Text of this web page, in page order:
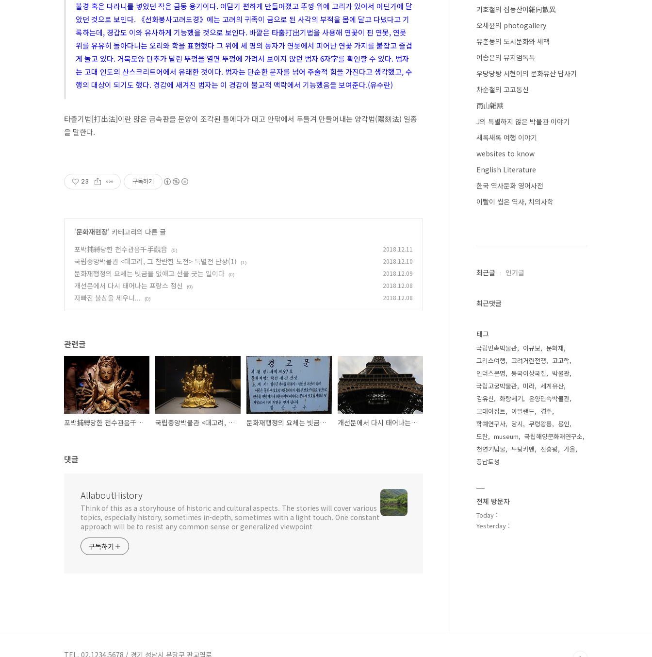
불경 혹은 다라니를 넣었던 작은 금동 용기이다. 여닫기 편하게 만들어졌고 뚜껑 위에 고리가 있어서 어딘가에 달
았던 것으로 보인다. 《선화봉사고려도경》에는 고려의 귀족이 금으로 된 사각의 부적을 몸에 달고 다녔다고 기
록하는데, 경갑도 이와 유사하게 기능했을 것으로 보인다. 바깥은 타출打出기법을 사용해 연꽃이 핀 연못, 연못
위를 유유히 돌아다니는 오리와 학을 표현했다 그 위에 세 명의 동자가 연못에서 피어난 연꽃 가지를 붙잡고 즐겁
게 놀고 있다. 거북모양 단추가 달린 뚜껑을 열면 뚜껑에 가려서 보이지 않던 범자 6자字를 확인할 수 있다. 범자
는 고대 인도의 산스크리트어에서 유래한 것이다. 범자는 단순한 문자를 넘어 주술적 힘을 가진다고 생각했고, 수
행의 대상이 되기도 했다. 경갑에 새겨진 범자는 이 경갑이 불교적 맥락에서 기능했음을 보여준다.(유수란)
타출기법[打出法]이란 얇은 금속판을 문양이 조각된 틀에다가 대고 안팎에서 두들겨 만들어내는 양각법(陽刻法) 일종
을 말한다.
23 구독하기
'문화재현장' 카테고리의 다른 글
포박捕縛당한 천수관음千手觀音
(0) 2018.12.11
국립중앙박물관 <대고려, 그 찬란한 도전> 특별전 단상(1) (1) 2018.12.10
문화재행정의 요체는 빗금을 없애고 선을 긋는 일이다 (0) 2018.12.09
개선문에서 다시 태어나는 프랑스 정신 (0) 2018.12.08
자빠진 불상을 세우니... (0) 2018.12.08
관련글
포박捕縛당한 천수관음千手觀音 국립중앙박물관 <대고려, 그 찬란한 도전> 특별전 단상(1) 문화재행정의 요체는 빗금을 없애고 선을 긋는 일이다 개선문에서 다시 태어나는 프랑스 정신
댓글
AllaboutHistory
Think of this as a storyhouse of historic and cultural aspects. The stories will cover various
topics, especially history, sometimes in-depth, sometimes with a light touch. One constant
approach will be to resist any common sense or generalized viewpoint
구독하기
기호철의 잡동산이雜同散異
오세윤의 photogallery
유춘동의 도서문화와 세책
여송은의 뮤지엄톡톡
우당당탕 서현이의 문화유산 답사기
차순철의 고고통신
南山雜談
J의 특별하지 않은 박물관 이야기
새록새록 여행 이야기
websites to know
English Literature
한국 역사문화 영어사전
이빨이 씹은 역사, 치의사학
최근글 인기글
최근댓글
태그
국립민속박물관 이규보
문화재
그리스여행
고려거란전쟁
고고학
인더스문명
동국이상국집
박물관
국립고궁박물관
미라
세계유산
김유신
화랑세기
온양민속박물관
고대이집트
아일랜드
경주
학예연구사
당시 무령왕릉
용인
모란
museum
국립해양문화재연구소
천연기념물
투탕카멘 진흥왕
가을
풍납토성
전체 방문자
Today :
Yesterday :
TEL. 02.1234.5678 / 경기 성남시 분당구 판교역로